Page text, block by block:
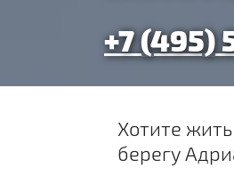
+7 (495)
Хотите
берегу